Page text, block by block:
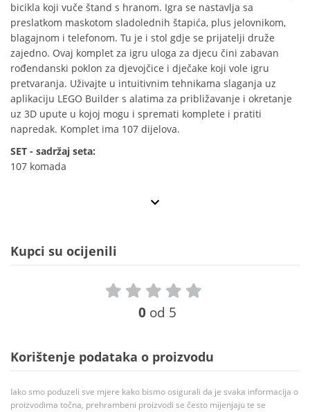
bicikla koji vuče štand s hranom. Igra se nastavlja sa
preslatkom maskotom sladolednih štapića, plus jelovnikom,
blagajnom i telefonom. Tu je i stol gdje se prijatelji druže
zajedno. Ovaj komplet za igru uloga za djecu čini zabavan
rođendanski poklon za djevojčice i dječake koji vole igru
pretvaranja. Uživajte u intuitivnim tehnikama slaganja uz
aplikaciju LEGO Builder s alatima za približavanje i okretanje
uz 3D upute u kojoj mogu i spremati komplete i pratiti
napredak. Komplet ima 107 dijelova.
SET - sadržaj seta:
107 komada
Kupci su ocijenili
0 od 5
Korištenje podataka o proizvodu
Iako smo poduzeli sve mjere kako bismo osigurali da je svaka informacija o
proizvodima točna, prehrambeni proizvodi se često mijenjaju te se